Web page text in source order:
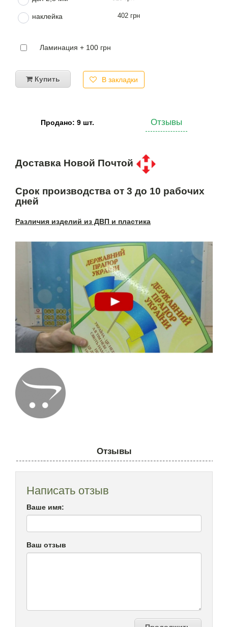
наклейка 402 грн
Ламинация + 100 грн
Купить В закладки
Продано: 9 шт. Отзывы
Доставка Новой Почтой
Срок производства от 3 до 10 рабочих
дней
Различия изделий из ДВП и пластика
Отзывы
Написать отзыв
Ваше имя:
Ваш отзыв